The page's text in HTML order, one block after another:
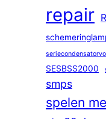
repair
SESBSS2000
smps
spelen